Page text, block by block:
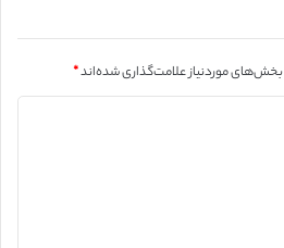
بخش‌های موردنیاز علامت‌گذاری شده‌اند*